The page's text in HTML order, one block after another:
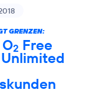
GRENZEN:
2 Free